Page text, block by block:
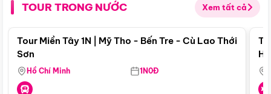
TOUR TRONG NƯỚC Xem tất cả
Điểm nổi bật
Tour Miền Tây 1N | Mỹ Tho - Bến Tre - Cù Lao Thới
Sơn
Hồ Chí Minh 1N0Đ